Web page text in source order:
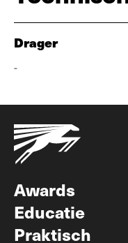
Drager
-
Awards
Educatie
Praktisch